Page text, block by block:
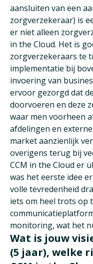
aansluiten van een
zorgverzekeraar) is
er niet alleen
in the Cloud. Het is
zorgverzekeraars te
implementatie bij
invoering van
ervoor gezorgd dat
doorvoeren en deze
waar men voorheen
afdelingen en
market aanzienlijk
overigens terug bij
CCM in the Cloud er
was het eerste idee
volle tevredenheid
iets om heel trots op
monitoring, wat het
Wat is jouw
(5 jaar), welke